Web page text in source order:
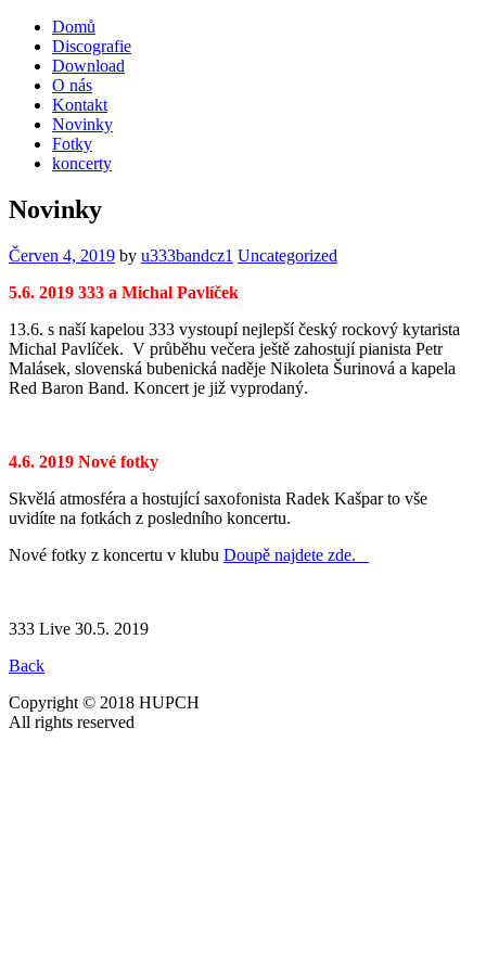
Domů
Discografie
Download
O nás
Kontakt
Novinky
Fotky
koncerty
Novinky
Červen 4, 2019 by u333bandcz1 Uncategorized
5.6. 2019 333 a Michal Pavlíček
13.6. s naší kapelou 333 vystoupí nejlepší český rockový kytarista
Michal Pavlíček. V průběhu večera ještě zahostují pianista Petr
Malásek, slovenská bubenická naděje Nikoleta Šurinová a kapela
Red Baron Band. Koncert je již vyprodaný.
4.6. 2019 Nové fotky
Skvělá atmosféra a hostující saxofonista Radek Kašpar to vše
uvidíte na fotkách z posledního koncertu.
Nové fotky z koncertu v klubu Doupě najdete zde.
333 Live 30.5. 2019
Back
Copyright © 2018 HUPCH
All rights reserved